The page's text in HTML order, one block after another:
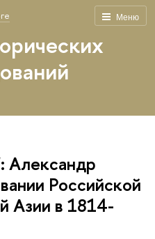
Меню
Александр
Российской
Азии в 1814-